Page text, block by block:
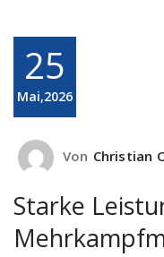
25
Mai,2026
Von Christian
Starke